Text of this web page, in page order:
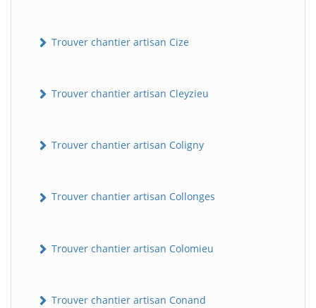
Trouver chantier artisan Cize
Trouver chantier artisan Cleyzieu
Trouver chantier artisan Coligny
Trouver chantier artisan Collonges
Trouver chantier artisan Colomieu
Trouver chantier artisan Conand